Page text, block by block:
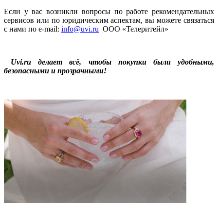
Если у вас возникли вопросы по работе рекомендательных
сервисов или по юридическим аспектам, вы можете связаться
с нами по e-mail: info@uvi.ru ООО «Телеритейл»
Uvi.ru делает всё, чтобы покупки были удобными,
безопасными и прозрачными!